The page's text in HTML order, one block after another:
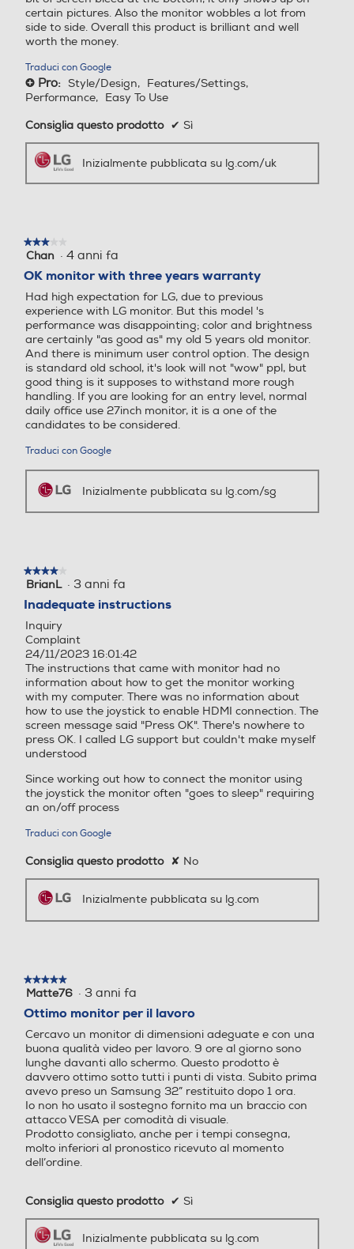
Black Stabilizer
Un passo avanti nel buio
visibilità perfino nelle scene più scure,
rilevando automaticamente la zona più
scura e illuminandola per permetterti di
*Le immagini sono simulate per migliorare la
OnScreen Control
Controllo ottimizzato
OnScreen Control è un software
che ti consente di personalizzare le
impostazioni dello schermo in pochi
semplici clic. Ad esempio, puoi
dividere l'area di visualizzazione in
quattro parti tramite Screen Split.
*Le immagini sono simulate per migliorare la
comprensione delle funzionalità. Può differire
dall’uso effettivo.
*Per scaricare l’ultima versione di OnScreen
*Le funzionalità potrebbero non funzionare
dall’utente.
Soluzione semplice e
comoda
Questo schermo ha una cornice leggera
su tre lati, che consente di creare un
ambiente di lavoro adatto, grazie alla
comoda regolazione dell’inclinazione.
Connessione HDMI
1
Tipo HDMI Tipo HDMI
LAN
Porta USB Porta USB
Porta VGA Porta VGA
Consumo energetico-W Consumo energetico-W
Consumo di energia in mo
dalità SDR per 1000h (kW
h)
18
Nuova Classe efficienza en
ergetica
E
Nuova Classe efficienza en
ergetica
Consumo di energia in mo
dalità HDR per 1000h (kW
Classe efficienza energetic
Classe efficienza energetic
Altezza senza base-mm
320,6
Altezza senza base-mm
Profondita' senza base-m
m
5,05
Profondita' senza base-m
m
Peso senza base-Kg
2,34
Altezza-mm Altezza-mm
certain pictures. Also the monitor wobbles a lot from
side to side. Overall this product is brilliant and well
worth the money.
Traduci con Google
+ Pro: Style/Design, Features/Settings,
Performance, Easy To Use
Consiglia questo prodotto ✔ Sì
Inizialmente pubblicata su lg.com/uk
★★★★★
★★★★★
3
5
stelle.
Chan · 4 anni fa
OK monitor with three years warranty
Had high expectation for LG, due to previous
experience with LG monitor. But this model 's
performance was disappointing; color and brightness
are certainly "as good as" my old 5 years old monitor.
And there is minimum user control option. The design
is standard old school, it's look will not "wow" ppl, but
good thing is it supposes to withstand more rough
handling. If you are looking for an entry level, normal
daily office use 27inch monitor, it is a one of the
candidates to be considered.
Traduci con Google
Inizialmente pubblicata su lg.com/sg
★★★★★
★★★★★
4
5
stelle.
BrianL · 3 anni fa
Inadequate instructions
Inquiry
Complaint
24/11/2023 16:01:42
The instructions that came with monitor had no
information about how to get the monitor working
with my computer. There was no information about
how to use the joystick to enable HDMI connection. The
screen message said "Press OK". There's nowhere to
press OK. I called LG support but couldn't make myself
understood
Since working out how to connect the monitor using
the joystick the monitor often "goes to sleep" requiring
an on/off process
Traduci con Google
Consiglia questo prodotto ✘ No
Inizialmente pubblicata su lg.com
★★★★★
★★★★★
5
5
stelle.
Matte76 · 3 anni fa
Ottimo monitor per il lavoro
Cercavo un monitor di dimensioni adeguate e con una
buona qualità video per lavoro. 9 ore al giorno sono
lunghe davanti allo schermo. Questo prodotto è
davvero ottimo sotto tutti i punti di vista. Subito prima
avevo preso un Samsung 32” restituito dopo 1 ora.
Io non ho usato il sostegno fornito ma un braccio con
attacco VESA per comodità di visuale.
Prodotto consigliato, anche per i tempi consegna,
molto inferiori al pronostico ricevuto al momento
dell’ordine.
Consiglia questo prodotto ✔ Sì
Inizialmente pubblicata su lg.com